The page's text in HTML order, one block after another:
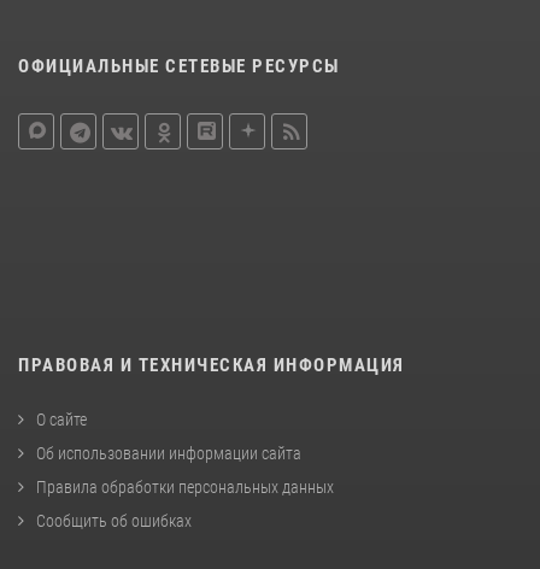
ОФИЦИАЛЬНЫЕ СЕТЕВЫЕ РЕСУРСЫ
ПРАВОВАЯ И ТЕХНИЧЕСКАЯ ИНФОРМАЦИЯ
О сайте
Об использовании информации сайта
Правила обработки персональных данных
Сообщить об ошибках